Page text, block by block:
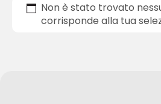
Non è stato trovato
corrisponde alla tua